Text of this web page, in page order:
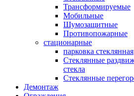
Трансформируемые
Мобильные
Шумозащитные
Противопожарные
стационарные
парковка стеклянная
Стеклянные
стекла
Стеклянные
Демонтаж